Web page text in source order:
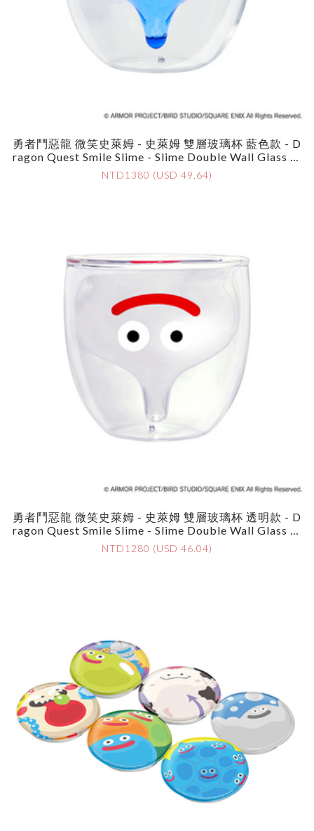
勇者鬥惡龍 微笑史萊姆 - 史萊姆 雙層玻璃杯 藍色款 - D
Ragon Quest Smile Slime - Slime Double Wall Glass Bl
Ue
NTD1380 (USD 49.64)
勇者鬥惡龍 微笑史萊姆 - 史萊姆 雙層玻璃杯 透明款 - D
Ragon Quest Smile Slime - Slime Double Wall Glass Cl
Ear
NTD1280 (USD 46.04)